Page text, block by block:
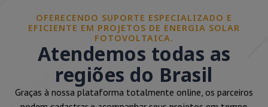
OFERECENDO SUPORTE ESPECIALIZADO E
EFICIENTE EM PROJETOS DE ENERGIA SOLAR
FOTOVOLTAICA.
Atendemos todas as
regiões do Brasil
Graças à nossa plataforma totalmente online, os parceiros